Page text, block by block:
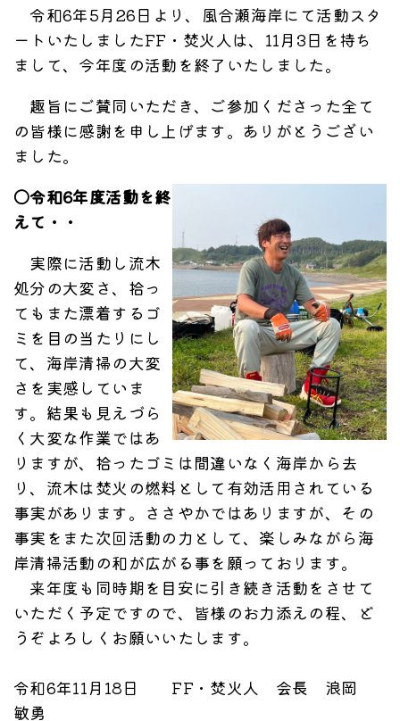
令和6年5月26日より、風合瀬海岸にて活動スタ
ートいたしましたFF・焚火人は、11月3日を持ち
まして、今年度の活動を終了いたしました。
趣旨にご賛同いただき、ご参加くださった全て
の皆様に感謝を申し上げます。ありがとうござい
ました。
〇令和6年度活動を終
えて・・
実際に活動し流木
処分の大変さ、拾っ
てもまた漂着するゴ
ミを目の当たりにし
て、海岸清掃の大変
さを実感していま
す。結果も見えづら
く大変な作業ではあ
りますが、拾ったゴミは間違いなく海岸から去
り、流木は焚火の燃料として有効活用されている
事実があります。ささやかではありますが、その
事実をまた次回活動の力として、楽しみながら海
岸清掃活動の和が広がる事を願っております。
来年度も同時期を目安に引き続き活動をさせて
いただく予定ですので、皆様のお力添えの程、ど
うぞよろしくお願いいたします。
令和6年11月18日 FF・焚火人 会長 浪岡
敏勇